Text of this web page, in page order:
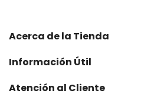
Acerca de la Tienda
Información Útil
Atención al Cliente